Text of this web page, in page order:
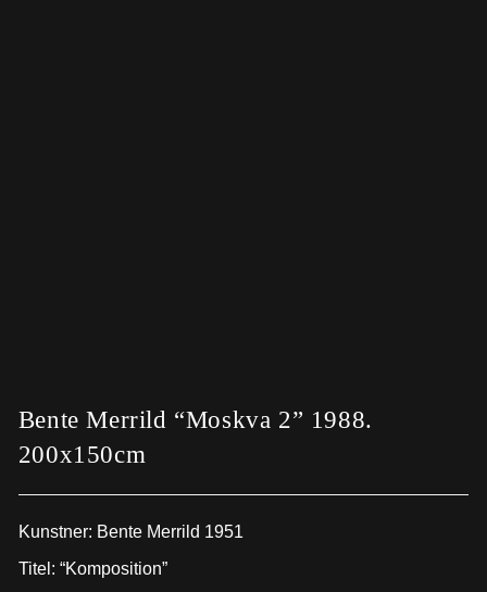
Bente Merrild “Moskva 2” 1988.
200x150cm
Kunstner: Bente Merrild 1951
Titel: “Komposition”